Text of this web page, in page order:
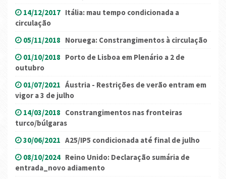
14/12/2017 Itália: mau tempo condicionada a
circulação
05/11/2018 Noruega: Constrangimentos à circulação
01/10/2018 Porto de Lisboa em Plenário a 2 de
outubro
01/07/2021 Áustria - Restrições de verão entram em
vigor a 3 de julho
14/03/2018 Constrangimentos nas fronteiras
turco/búlgaras
30/06/2021 A25/IP5 condicionada até final de julho
08/10/2024 Reino Unido: Declaração sumária de
entrada_novo adiamento